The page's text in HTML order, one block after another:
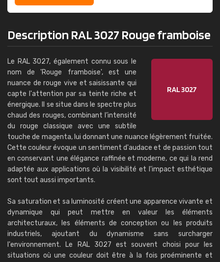
Description RAL 3027 Rouge framboise
Le RAL 3027, également connu sous le
nom de 'Rouge framboise', est une
nuance de rouge vive et saisissante qui
capte l'attention par sa teinte riche et
énergique. Il se situe dans le spectre plus
chaud des rouges, combinant l’intensité
du rouge classique avec une subtile
touche de magenta, lui donnant une nuance légèrement fruitée.
Cette couleur évoque un sentiment d'audace et de passion tout
en conservant une élégance raffinée et moderne, ce qui la rend
adaptée aux applications où la visibilité et l'impact esthétique
sont tout aussi importants.
Sa saturation et sa luminosité créent une apparence vivante et
dynamique qui peut mettre en valeur les éléments
architecturaux, les éléments de conception ou les produits
industriels, ajoutant du dynamisme sans surcharger
l'environnement. Le RAL 3027 est souvent choisi pour les
situations où une couleur doit être à la fois proéminente et